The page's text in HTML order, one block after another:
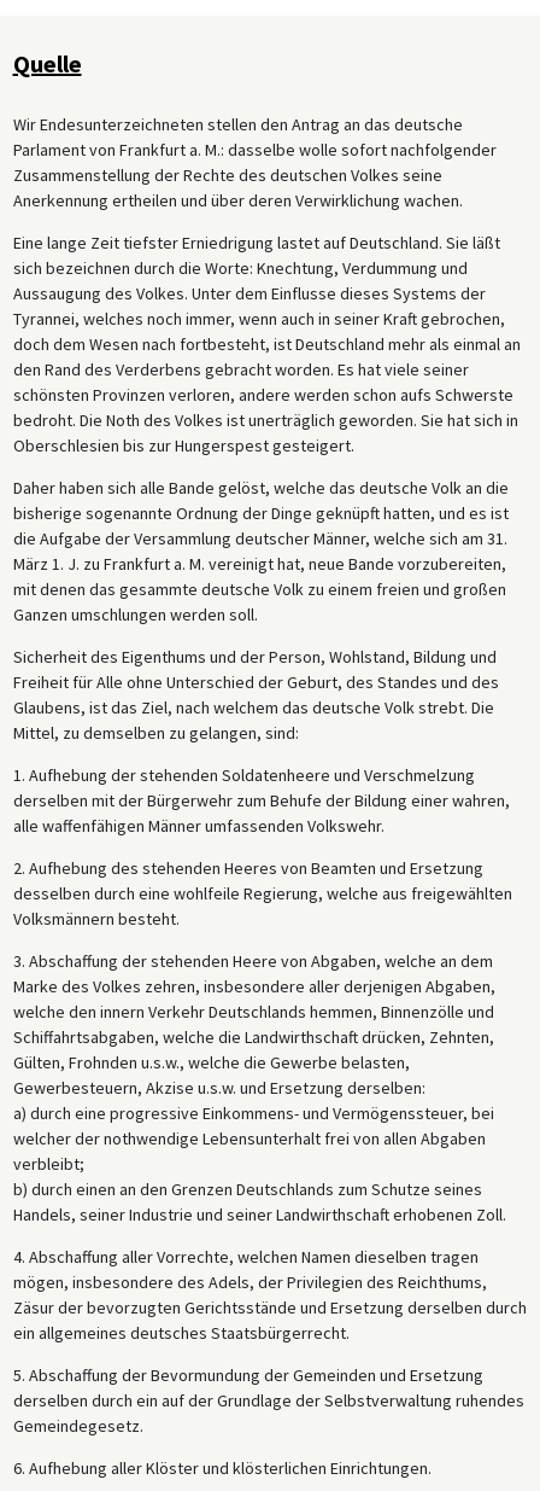
Quelle
Wir Endesunterzeichneten stellen den Antrag an das deutsche
Parlament von Frankfurt a. M.: dasselbe wolle sofort nachfolgender
Zusammenstellung der Rechte des deutschen Volkes seine
Anerkennung ertheilen und über deren Verwirklichung wachen.
Eine lange Zeit tiefster Erniedrigung lastet auf Deutschland. Sie läßt
sich bezeichnen durch die Worte: Knechtung, Verdummung und
Aussaugung des Volkes. Unter dem Einflusse dieses Systems der
Tyrannei, welches noch immer, wenn auch in seiner Kraft gebrochen,
doch dem Wesen nach fortbesteht, ist Deutschland mehr als einmal an
den Rand des Verderbens gebracht worden. Es hat viele seiner
schönsten Provinzen verloren, andere werden schon aufs Schwerste
bedroht. Die Noth des Volkes ist unerträglich geworden. Sie hat sich in
Oberschlesien bis zur Hungerspest gesteigert.
Daher haben sich alle Bande gelöst, welche das deutsche Volk an die
bisherige sogenannte Ordnung der Dinge geknüpft hatten, und es ist
die Aufgabe der Versammlung deutscher Männer, welche sich am 31.
März 1. J. zu Frankfurt a. M. vereinigt hat, neue Bande vorzubereiten,
mit denen das gesammte deutsche Volk zu einem freien und großen
Ganzen umschlungen werden soll.
Sicherheit des Eigenthums und der Person, Wohlstand, Bildung und
Freiheit für Alle ohne Unterschied der Geburt, des Standes und des
Glaubens, ist das Ziel, nach welchem das deutsche Volk strebt. Die
Mittel, zu demselben zu gelangen, sind:
1. Aufhebung der stehenden Soldatenheere und Verschmelzung
derselben mit der Bürgerwehr zum Behufe der Bildung einer wahren,
alle waffenfähigen Männer umfassenden Volkswehr.
2. Aufhebung des stehenden Heeres von Beamten und Ersetzung
desselben durch eine wohlfeile Regierung, welche aus freigewählten
Volksmännern besteht.
3. Abschaffung der stehenden Heere von Abgaben, welche an dem
Marke des Volkes zehren, insbesondere aller derjenigen Abgaben,
welche den innern Verkehr Deutschlands hemmen, Binnenzölle und
Schiffahrtsabgaben, welche die Landwirthschaft drücken, Zehnten,
Gülten, Frohnden u.s.w., welche die Gewerbe belasten,
Gewerbesteuern, Akzise u.s.w. und Ersetzung derselben:
a) durch eine progressive Einkommens- und Vermögenssteuer, bei
welcher der nothwendige Lebensunterhalt frei von allen Abgaben
verbleibt;
b) durch einen an den Grenzen Deutschlands zum Schutze seines
Handels, seiner Industrie und seiner Landwirthschaft erhobenen Zoll.
4. Abschaffung aller Vorrechte, welchen Namen dieselben tragen
mögen, insbesondere des Adels, der Privilegien des Reichthums,
Zäsur der bevorzugten Gerichtsstände und Ersetzung derselben durch
ein allgemeines deutsches Staatsbürgerrecht.
5. Abschaffung der Bevormundung der Gemeinden und Ersetzung
derselben durch ein auf der Grundlage der Selbstverwaltung ruhendes
Gemeindegesetz.
6. Aufhebung aller Klöster und klösterlichen Einrichtungen.